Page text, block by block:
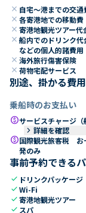
close 自宅～港までの交通
close 各寄港地での移動費
close 寄港地観光ツアー代
close 船内でのドリンク
などの個人的諸費用
close 海外旅行傷害保険
close 荷物宅配サービス
別途、掛かる費用
乗船時のお支払い
paidサービスチャージ（
keyboard_arrow_right 詳細を確認
paid国際観光旅客税 お
発のみ
事前予約できる
check ドリンクパッケージ
checkWi-Fi
check寄港地観光ツアー
check スパ